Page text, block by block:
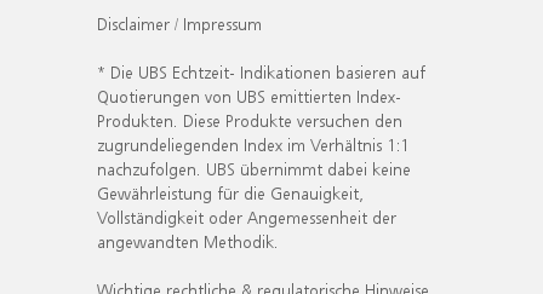
Disclaimer / Impressum
* Die UBS Echtzeit- Indikationen basieren auf
Quotierungen von UBS emittierten Index-
Produkten. Diese Produkte versuchen den
zugrundeliegenden Index im Verhältnis 1:1
nachzufolgen. UBS übernimmt dabei keine
Gewährleistung für die Genauigkeit,
Vollständigkeit oder Angemessenheit der
angewandten Methodik.